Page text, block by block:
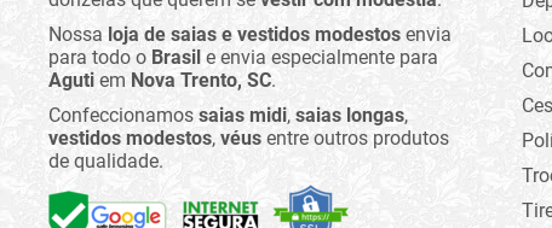
Nossa loja de saias e vestidos modestos envia
para todo o Brasil e envia especialmente para
Aguti em Nova Trento, SC.
Confeccionamos saias midi, saias longas,
vestidos modestos, véus entre outros produtos
de qualidade.